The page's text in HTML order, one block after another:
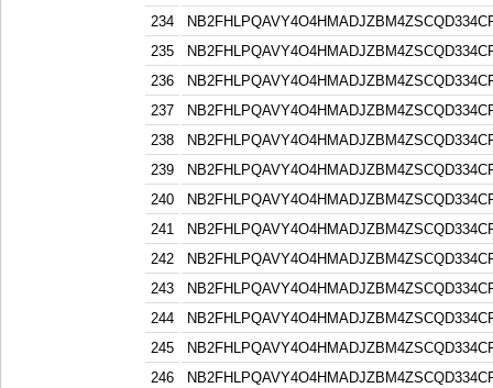
234
235
236
237
238
239
240
241
242
243
244
245
246